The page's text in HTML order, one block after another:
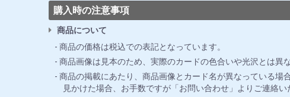
購入時の注意事項
商品について
商品の価格は税込での表記となっています。
商品画像は見本のため、実際のカードの色合いや光沢とは異
商品の掲載にあたり、商品画像とカード名が異なっている
見かけた場合、お手数ですが「お問い合わせ」よりご連絡い